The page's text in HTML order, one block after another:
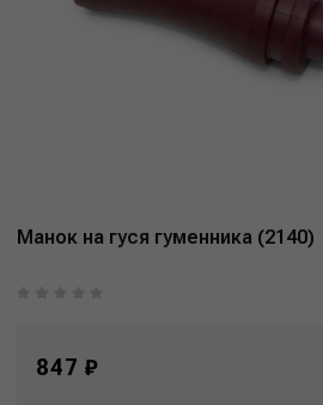
Манок на гуся гуменника (2140)
847 ₽